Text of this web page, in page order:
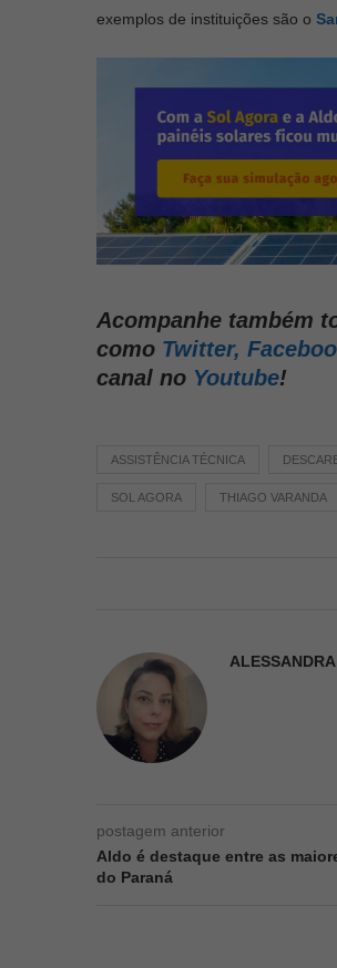
exemplos de instituições são o
Acompanhe também
como Twitter,
canal no Youtube!
ASSISTÊNCIA TÉCNICA
SOL AGORA THIAGO VARANDA
postagem anterior
Aldo é destaque entre as
do Paraná